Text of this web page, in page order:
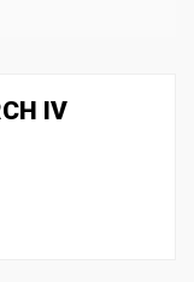
IV